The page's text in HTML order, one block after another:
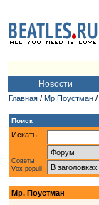
Новости
Главная / Мр.Поустман /
Поиск
Искать:
Советы
Vox populi
Мр. Поустман